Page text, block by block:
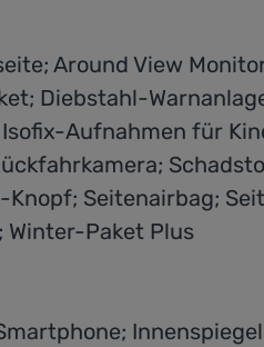
Around View
Diebstahl-
Aufnahmen für
Seitenairbag;
Winter-Paket Plus